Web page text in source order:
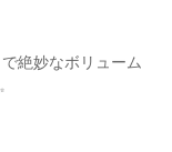
絶妙なボリューム